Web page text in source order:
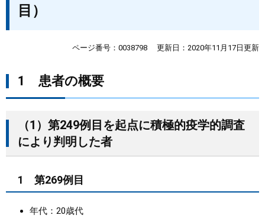
健康・福祉
教育・文化・スポーツ
しごと・産業・観光
県政情報
目）
ページ番号：0038798 更新日：2020年11月17日更新
1 患者の概要
（1）第249例目を起点に積極的疫学的調査
により判明した者
1 第269例目
年代：20歳代